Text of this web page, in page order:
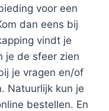
voor een
dan eens bij
vindt je
je de sfeer zien
je vragen en/of
Natuurlijk kun je
bestellen. En